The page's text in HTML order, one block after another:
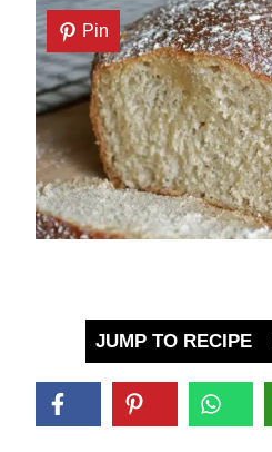
Pin
JUMP TO RECIPE